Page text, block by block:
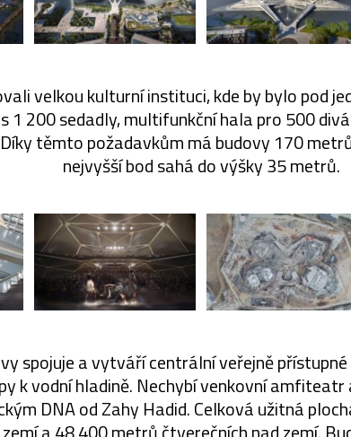
velkou kulturní instituci, kde by bylo pod
1 200 sedadly, multifunkční hala pro 500
těmto požadavkům má budovy 170
nejvyšší bod sahá do výšky 35 metrů.
spojuje a vytváří centrální veřejně
k vodní hladině. Nechybí venkovní
DNA od Zahy Hadid. Celková užitná